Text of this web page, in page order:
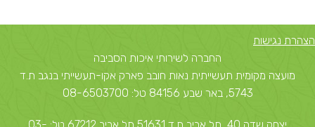
הצהרת נגישות
החברה לשירותי איכות הסביבה
מועצה מקומית תעשייתית נאות חובב פארק אקו-תעשייתי בנגב ת.ד
5743, באר שבע 84156 טל: 08-6503700